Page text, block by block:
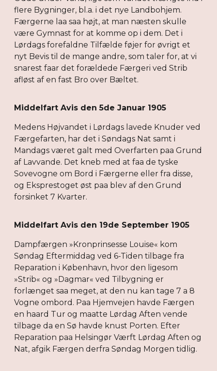
flere Bygninger, bl.a. i det nye Landbohjem.
Færgerne laa saa højt, at man næsten skulle
være Gymnast for at komme op i dem. Det i
Lørdags forefaldne Tilfælde føjer for øvrigt et
nyt Bevis til de mange andre, som taler for, at vi
snarest faar det forældede Færgeri ved Strib
afløst af en fast Bro over Bæltet.
Middelfart Avis den 5de Januar 1905
Medens Højvandet i Lørdags lavede Knuder ved
Færgefarten, har det i Søndags Nat samt i
Mandags været galt med Overfarten paa Grund
af Lavvande. Det kneb med at faa de tyske
Sovevogne om Bord i Færgerne eller fra disse,
og Eksprestoget øst paa blev af den Grund
forsinket 7 Kvarter.
Middelfart Avis den 19de September 1905
Dampfærgen »Kronprinsesse Louise« kom
Søndag Eftermiddag ved 6-Tiden tilbage fra
Reparation i København, hvor den ligesom
»Strib« og »Dagmar« ved Tilbygning er
forlænget saa meget, at den nu kan tage 7 a 8
Vogne ombord. Paa Hjemvejen havde Færgen
en haard Tur og maatte Lørdag Aften vende
tilbage da en Sø havde knust Porten. Efter
Reparation paa Helsingør Værft Lørdag Aften og
Nat, afgik Færgen derfra Søndag Morgen tidlig.